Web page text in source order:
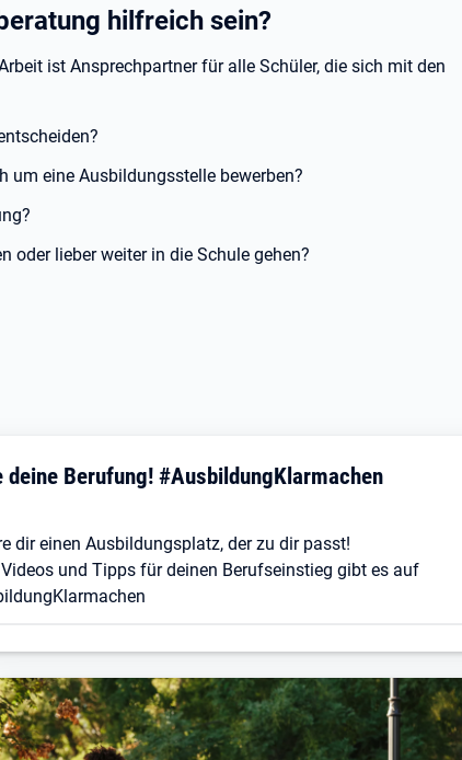
hilfreich sein?
ist Ansprechpartner für alle Schüler, die sich mit den
um eine Ausbildungsstelle bewerben?
oder lieber weiter in die Schule gehen?
deine Berufung! #AusbildungKlarmachen
dir einen Ausbildungsplatz, der zu dir passt!
und Tipps für deinen Berufseinstieg gibt es auf